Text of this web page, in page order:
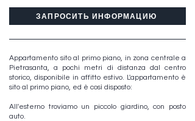
ЗАПРОСИТЬ ИНФОРМАЦИЮ
Appartamento sito al primo piano, in zona centrale a
Pietrasanta, a pochi metri di distanza dal centro
storico, disponibile in affitto estivo. L'appartamento è
sito al primo piano, ed è così disposto:
All'esterno troviamo un piccolo giardino, con posto
auto.